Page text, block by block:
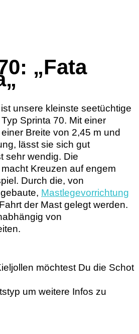
„Fata
„
ist unsere kleinste seetüchtige
Sprinta 70. Mit einer
Breite von 2,45 m und
lässt sie sich gut
sehr wendig. Die
Kreuzen auf engem
Durch die, von
Mastlegevorrichtung
der Mast gelegt werden.
von
möchtest Du die Schot
um weitere Infos zu